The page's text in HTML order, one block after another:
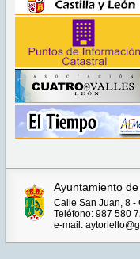
Ayuntamiento
Calle San Juan, 8 -
Teléfono: 987 580
e-mail: